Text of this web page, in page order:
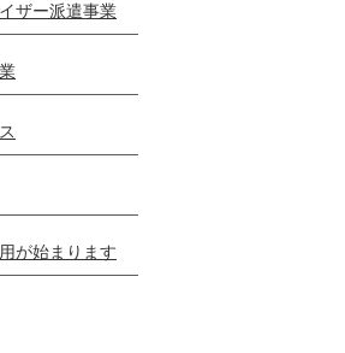
ザー派遣事業
が始まります